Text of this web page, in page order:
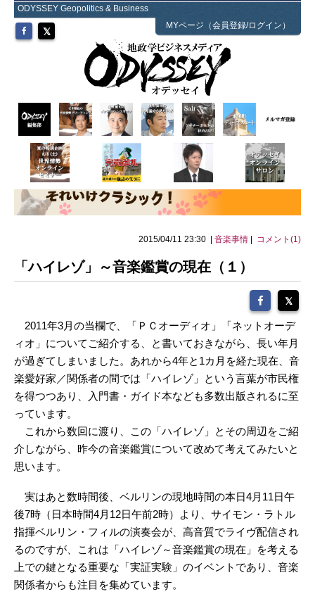
ODYSSEY Geopolitics & Business
MYページ（会員登録/ログイン）
2015/04/11 23:30 | 音楽事情 コメント(1)
「ハイレゾ」～音楽鑑賞の現在（１）
2011年3月の当欄で、「ＰＣオーディオ」「ネットオーデ
ィオ」についてご紹介する、と書いておきながら、長い年月
が過ぎてしまいました。あれから4年と1カ月を経た現在、音
楽愛好家／関係者の間では「ハイレゾ」という言葉が市民権
を得つつあり、入門書・ガイド本なども多数出版されるに至
っています。
これから数回に渡り、この「ハイレゾ」とその周辺をご紹
介しながら、昨今の音楽鑑賞について改めて考えてみたいと
思います。
実はあと数時間後、ベルリンの現地時間の本日4月11日午
後7時（日本時間4月12日午前2時）より、サイモン・ラトル
指揮ベルリン・フィルの演奏会が、高音質でライヴ配信され
るのですが、これは「ハイレゾ～音楽鑑賞の現在」を考える
上での鍵となる重要な「実証実験」のイベントであり、音楽
関係者からも注目を集めています。